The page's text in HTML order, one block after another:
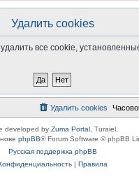
Удалить cookies
все cookie,
Удалить cookies
developed by Zuma Portal , Turaiel,
phpBB® Forum Software © phpBB
Русская поддержка phpBB
| Правила